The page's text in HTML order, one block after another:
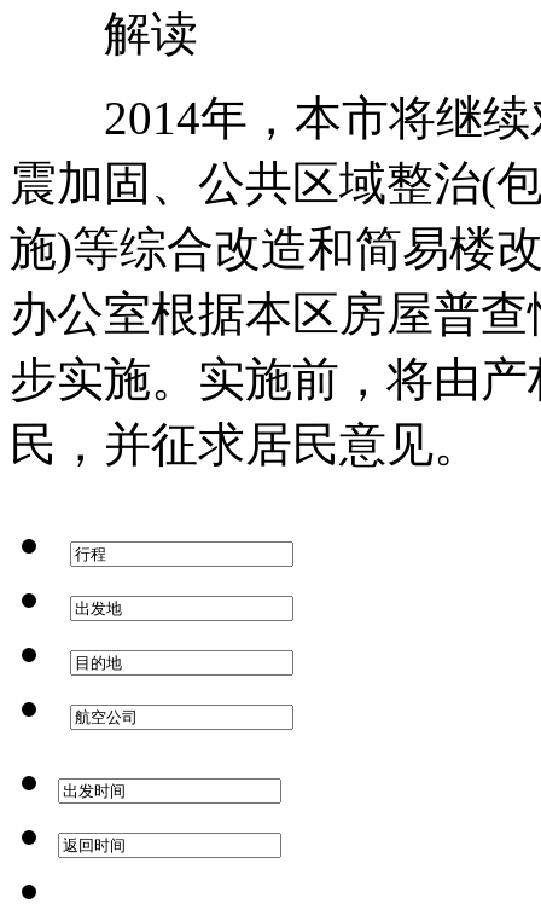
解读
2014年，本市将继续
震加固、公共区域整治(
施)等综合改造和简易楼
办公室根据本区房屋普
步实施。实施前，将由
民，并征求居民意见。